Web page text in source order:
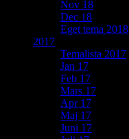
Nov 18
Dec 18
Eget tema 2018
2017
Temalista 2017
Jan 17
Feb 17
Mars 17
Apr 17
Maj 17
Juni 17